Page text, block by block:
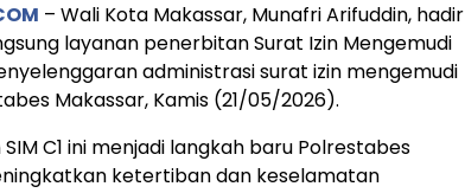
– Wali Kota Makassar, Munafri Arifuddin, hadir
layanan penerbitan Surat Izin Mengemudi
administrasi surat izin mengemudi
Makassar, Kamis (21/05/2026).
C1 ini menjadi langkah baru Polrestabes
ketertiban dan keselamatan